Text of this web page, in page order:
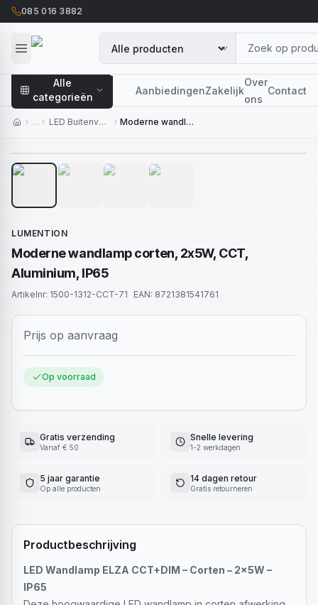
085 016 3882
Alle
categorieën
AanbiedingenZakelijk
Over
ons
Contact
… LED Buitenverlichting
Moderne wandlamp corten, 2x5W, CCT, Aluminium, IP65
LUMENTION
Moderne wandlamp corten, 2x5W, CCT,
Aluminium, IP65
Artikelnr: 1500-1312-CCT-71 EAN: 8721381541761
Prijs op aanvraag
Op voorraad
Gratis verzending
Vanaf € 50
Snelle levering
1-2 werkdagen
5 jaar garantie
Op alle producten
14 dagen retour
Gratis retourneren
Productbeschrijving
LED Wandlamp ELZA CCT+DIM – Corten – 2x5W –
IP65